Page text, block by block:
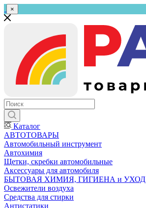
×
Каталог
АВТОТОВАРЫ
Автомобильный инструмент
Автохимия
Щетки, скребки автомобильные
Аксессуары для автомобиля
БЫТОВАЯ ХИМИЯ, ГИГИЕНА и УХОД
Освежители воздуха
Средства для стирки
Антистатики